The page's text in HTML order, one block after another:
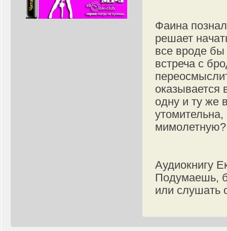
Фаина
решает
все вроде бы
встреча с
оказывается
одну и ту же
мимолетную?
Аудиокнигу
Подумаешь,
или